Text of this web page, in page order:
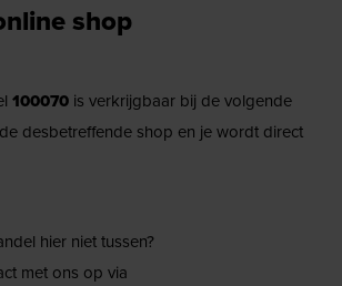
shop
100070 is verkrijgbaar bij de volgende
desbetreffende shop en je wordt direct
hier niet tussen?
met ons op via